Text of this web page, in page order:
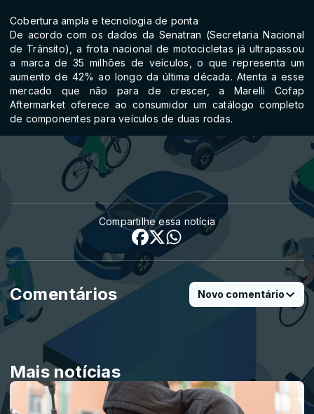
Cobertura ampla e tecnologia de ponta
De acordo com os dados da Senatran (Secretaria Nacional
de Trânsito), a frota nacional de motocicletas já ultrapassou
a marca de 35 milhões de veículos, o que representa um
aumento de 42% ao longo da última década. Atenta a esse
mercado que não para de crescer, a Marelli Cofap
Aftermarket oferece ao consumidor um catálogo completo
de componentes para veículos de duas rodas.
Compartilhe essa notícia
Comentários Novo comentário
Mais notícias